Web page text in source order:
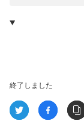
終了しました